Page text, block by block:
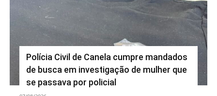
Polícia Civil de Canela cumpre mandados
de busca em investigação de mulher que
se passava por policial